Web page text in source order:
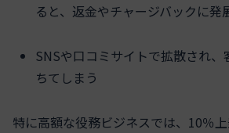
ると、返金やチャージバックに発
SNSや口コミサイトで拡散され、
ちてしまう
特に高額な役務ビジネスでは、10％